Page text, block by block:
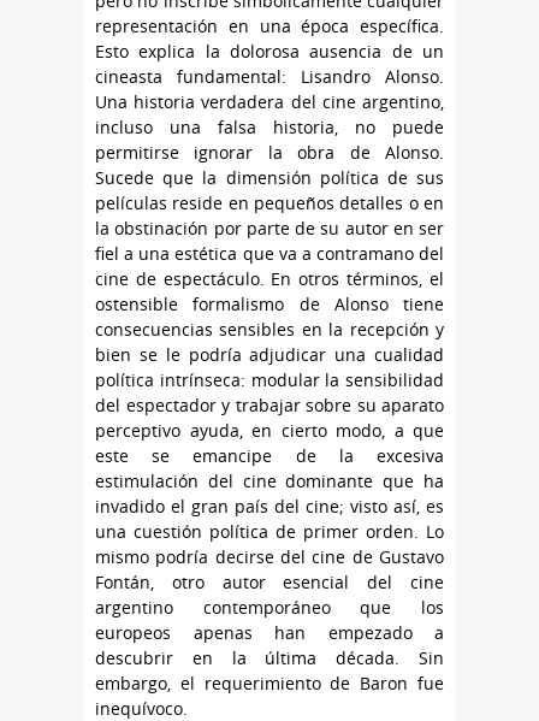
representación en una época específica.
Esto explica la dolorosa ausencia de un
cineasta fundamental: Lisandro Alonso.
Una historia verdadera del cine argentino,
incluso una falsa historia, no puede
permitirse ignorar la obra de Alonso.
Sucede que la dimensión política de sus
películas reside en pequeños detalles o en
la obstinación por parte de su autor en ser
fiel a una estética que va a contramano del
cine de espectáculo. En otros términos, el
ostensible formalismo de Alonso tiene
consecuencias sensibles en la recepción y
bien se le podría adjudicar una cualidad
política intrínseca: modular la sensibilidad
del espectador y trabajar sobre su aparato
perceptivo ayuda, en cierto modo, a que
este se emancipe de la excesiva
estimulación del cine dominante que ha
invadido el gran país del cine; visto así, es
una cuestión política de primer orden. Lo
mismo podría decirse del cine de Gustavo
Fontán, otro autor esencial del cine
argentino contemporáneo que los
europeos apenas han empezado a
descubrir en la última década. Sin
embargo, el requerimiento de Baron fue
inequívoco.